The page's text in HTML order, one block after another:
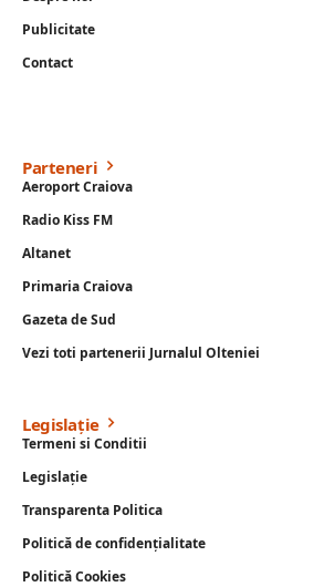
Publicitate
Contact
Parteneri
Aeroport Craiova
Radio Kiss FM
Altanet
Primaria Craiova
Gazeta de Sud
Vezi toti partenerii Jurnalul Olteniei
Legislație
Termeni si Conditii
Legislație
Transparenta Politica
Politică de confidențialitate
Politică Cookies